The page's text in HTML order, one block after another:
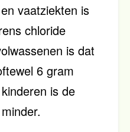
vaatziekten is
chloride
is dat
6 gram
is de